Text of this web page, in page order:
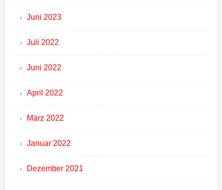
Juni 2023
Juli 2022
Juni 2022
April 2022
März 2022
Januar 2022
Dezember 2021